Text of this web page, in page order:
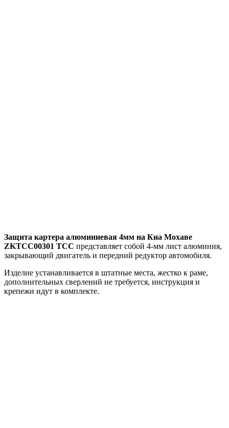
Защита картера алюминиевая 4мм на Киа Мохаве
ZKTCC00301 ТСС представляет собой 4-мм лист алюминия,
закрывающий двигатель и передний редуктор автомобиля.
Изделие устанавливается в штатные места, жестко к раме,
дополнительных сверлений не требуется, инструкция и
крепежи идут в комплекте.